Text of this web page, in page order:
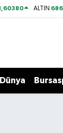
ALTIN
Dünya